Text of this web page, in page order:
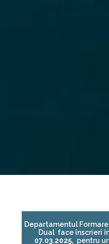
Departamentul
Dual face înscrieri
07.03.2025, pentru